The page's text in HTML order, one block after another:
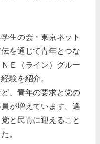
生の会・東京ネット
を通じて青年とつな
Ｅ（ライン）グルー
験を紹介。
ど、青年の要求と党の
が増えています。選
と民青に迎えること
。